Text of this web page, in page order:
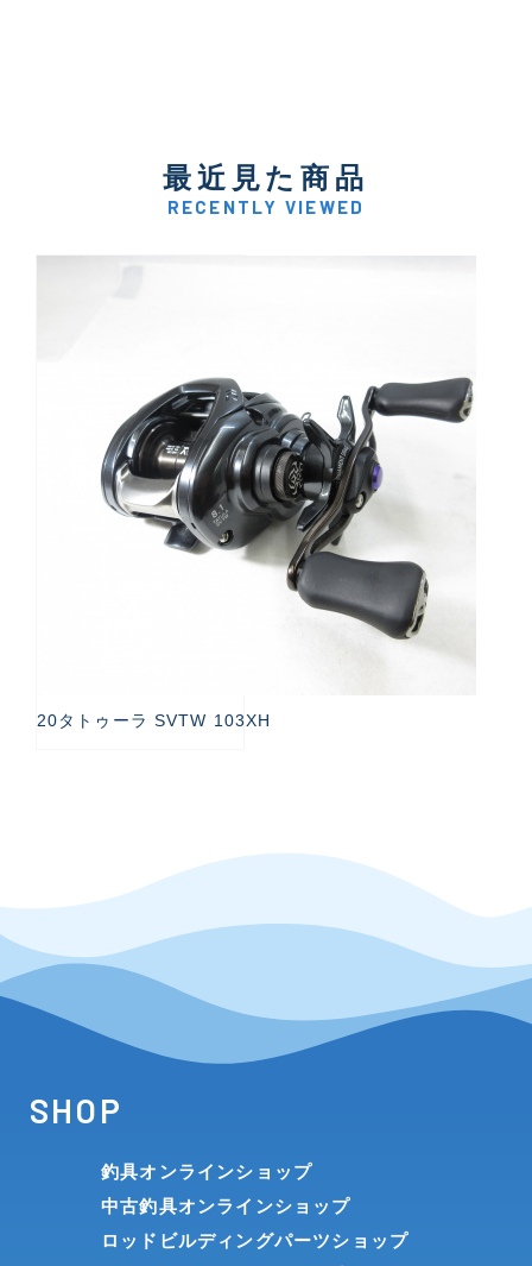
最近見た商品
RECENTLY VIEWED
20タトゥーラ SVTW 103XH
SHOP
釣具オンラインショップ
中古釣具オンラインショップ
ロッドビルディングパーツショップ